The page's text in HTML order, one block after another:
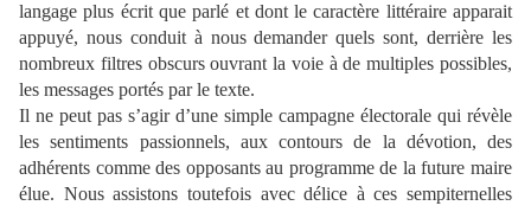
langage plus écrit que parlé et dont le caractère littéraire apparait
appuyé, nous conduit à nous demander quels sont, derrière les
nombreux filtres obscurs ouvrant la voie à de multiples possibles,
les messages portés par le texte.
Il ne peut pas s’agir d’une simple campagne électorale qui révèle
les sentiments passionnels, aux contours de la dévotion, des
adhérents comme des opposants au programme de la future maire
élue. Nous assistons toutefois avec délice à ces sempiternelles